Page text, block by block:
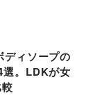
ディソープの
選。LDKが女